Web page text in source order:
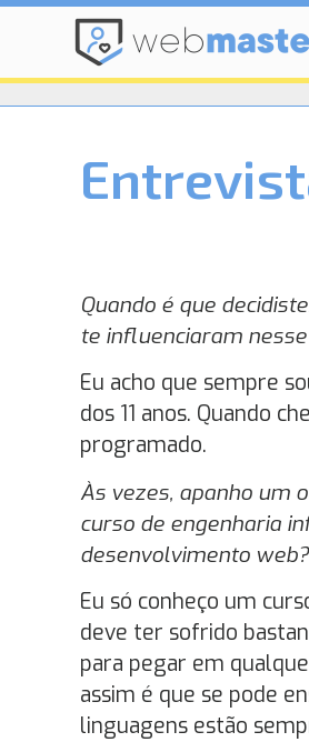
Quando é que
te influenciaram
Eu acho que sempre
dos 11 anos. Quando
programado.
Às vezes, apanho um
curso de engenharia
desenvolvimento web?
Eu só conheço um
deve ter sofrido
para pegar em
assim é que se pode
linguagens estão